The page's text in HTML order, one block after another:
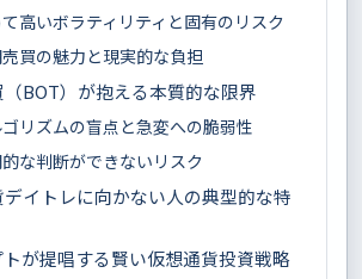
高いボラティリティと固有のリスク
買の魅力と現実的な負担
（BOT）が抱える本質的な限界
リズムの盲点と急変への脆弱性
な判断ができないリスク
イトレに向かない人の典型的な特
が提唱する賢い仮想通貨投資戦略